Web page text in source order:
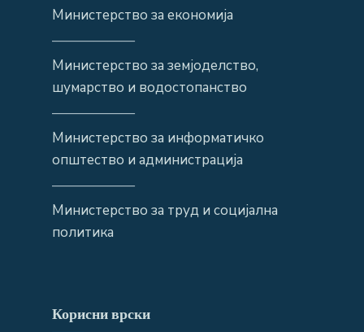
Министерство за економија
——————
Министерство за земјоделство,
шумарство и водостопанство
——————
Министерство за информатичко
општество и администрација
——————
Министерство за труд и социјална
политика
Корисни врски